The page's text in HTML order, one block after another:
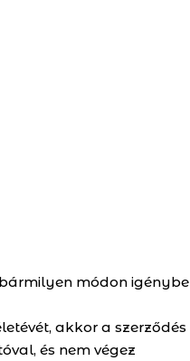
módon igénybe
akkor a szerződés
és nem végez